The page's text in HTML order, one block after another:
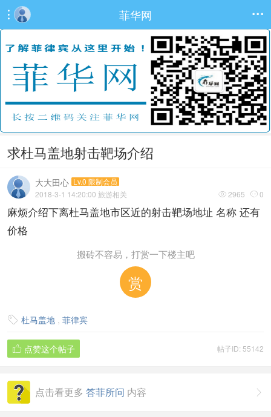
 菲华网 
求杜马盖地射击靶场介绍
大大田心 Lv.0 限制会员
 2965  0
2018-3-1 14:20:00 旅游相关
麻烦介绍下离杜马盖地市区近的射击靶场地址 名称 还有
价格
搬砖不容易，打赏一下楼主吧
赏
 杜马盖地 , 菲律宾
帖子ID: 55142
 点赞这个帖子

点击看更多 答菲所问 内容